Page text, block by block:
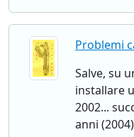
Problemi
Salve, su
installare
2002...
anni